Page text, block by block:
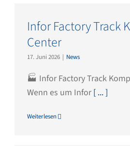
Infor Factory Track
Center
17. Juni 2026 | News
🏭 Infor Factory Track
Wenn es um Infor [ ... ]
Weiterlesen